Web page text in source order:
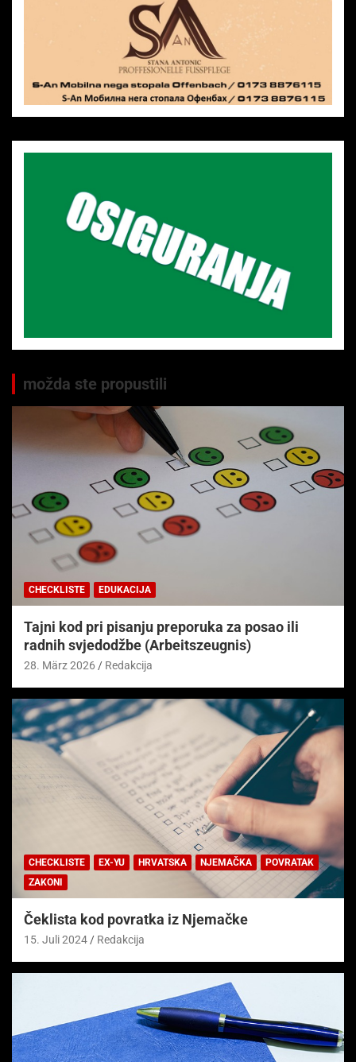
možda ste propustili
CHECKLISTE EDUKACIJA
Tajni kod pri pisanju preporuka za posao ili
radnih svjedodžbe (Arbeitszeugnis)
28. März 2026 Redakcija
CHECKLISTE EX-YU HRVATSKA NJEMAČKA
POVRATAK
ZAKONI
Čeklista kod povratka iz Njemačke
15. Juli 2024 Redakcija